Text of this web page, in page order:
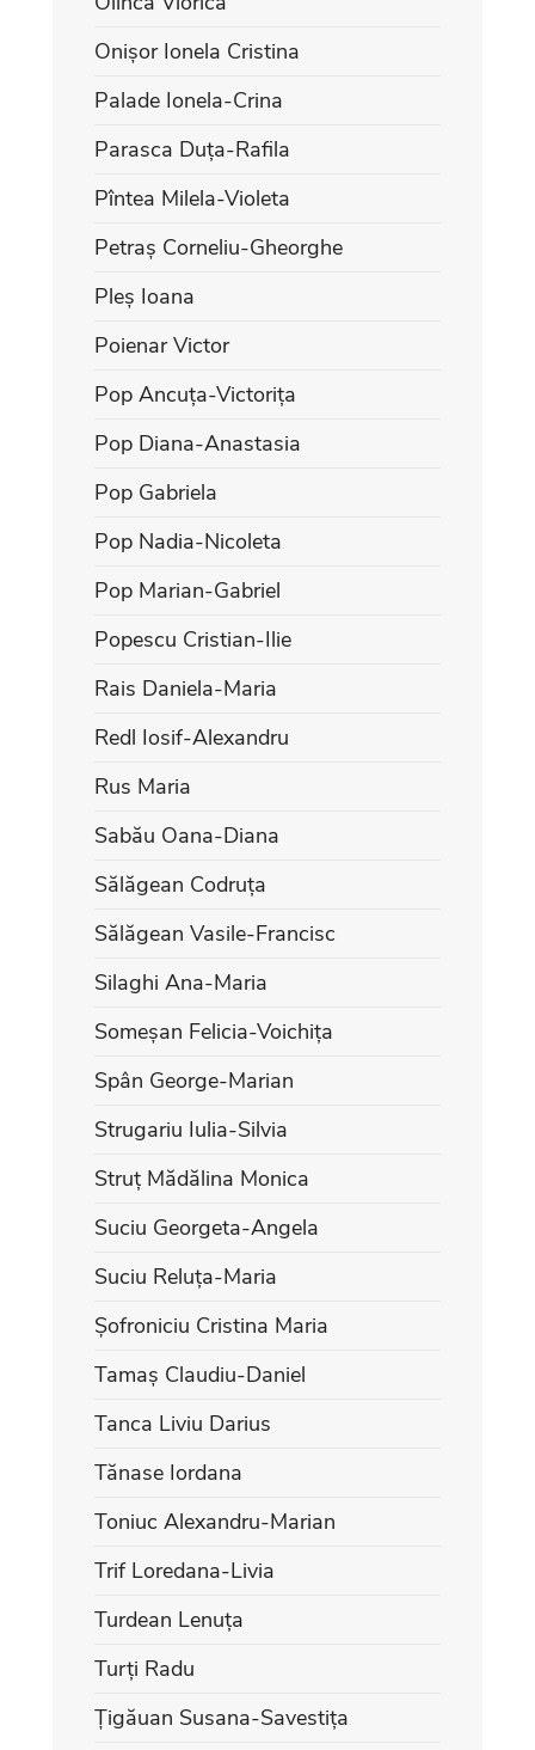
Onișor Ionela Cristina
Palade Ionela-Crina
Parasca Duța-Rafila
Pîntea Milela-Violeta
Petraș Corneliu-Gheorghe
Pleș Ioana
Poienar Victor
Pop Ancuța-Victorița
Pop Diana-Anastasia
Pop Gabriela
Pop Nadia-Nicoleta
Pop Marian-Gabriel
Popescu Cristian-Ilie
Rais Daniela-Maria
Redl Iosif-Alexandru
Rus Maria
Sabău Oana-Diana
Sălăgean Codruța
Sălăgean Vasile-Francisc
Silaghi Ana-Maria
Someșan Felicia-Voichița
Spân George-Marian
Strugariu Iulia-Silvia
Struț Mădălina Monica
Suciu Georgeta-Angela
Suciu Reluța-Maria
Șofroniciu Cristina Maria
Tamaș Claudiu-Daniel
Tanca Liviu Darius
Tănase Iordana
Toniuc Alexandru-Marian
Trif Loredana-Livia
Turdean Lenuța
Turți Radu
Țigăuan Susana-Savestița